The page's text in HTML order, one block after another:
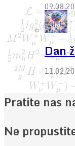
Dan
Pratite nas
Ne